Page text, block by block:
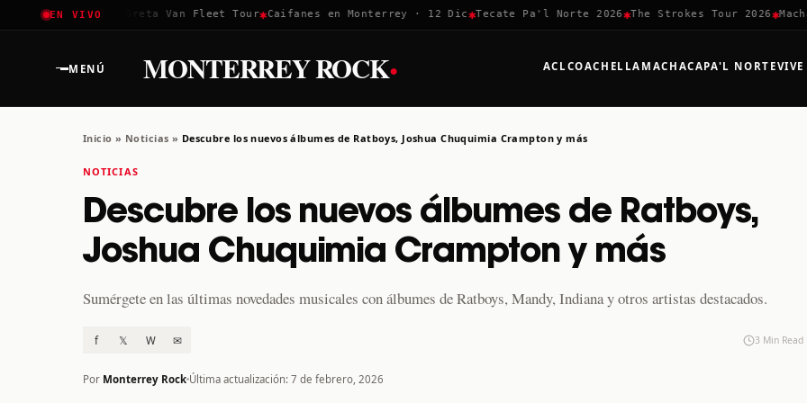
EN VIVO
Coachella 2026✱ Greta Van Fleet Tour✱Caifanes en Monterrey · 12 Dic ✱ Tecate Pa'l Norte 2026✱The Strokes Tour 2026✱
MENÚ MONTERREY ROCK· ACLCOACHELLA MACHACAPA'L NORTE
Inicio » Noticias » Descubre los nuevos álbumes de Ratboys, Joshua Chuquimia Crampton y más
NOTICIAS
Descubre los nuevos álbumes de Ratboys,
Joshua Chuquimia Crampton y más
Sumérgete en las últimas novedades musicales con álbumes de Ratboys, Mandy, Indiana y otros artistas destacados.
f 𝕏 W ✉ 3 Min Read
Por Monterrey Rock Última actualización: 7 de febrero, 2026